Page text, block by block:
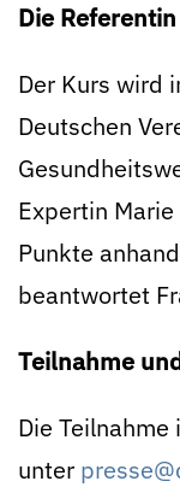
Die Referentin
Der Kurs wird
Deutschen
Expertin
Punkte
beantwortet
Teilnahme
Die
unter